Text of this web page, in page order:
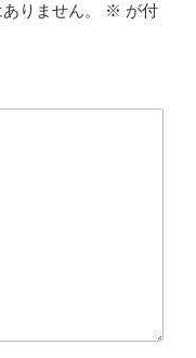
りません。 ※ が付